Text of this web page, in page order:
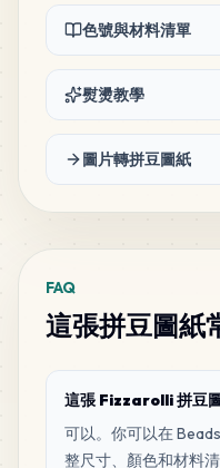
色號與材料清單
熨燙教學
圖片轉拼豆圖紙
FAQ
這張拼豆圖紙
這張 Fizzarolli 拼豆
可以。你可以在
整尺寸、顏色和材料